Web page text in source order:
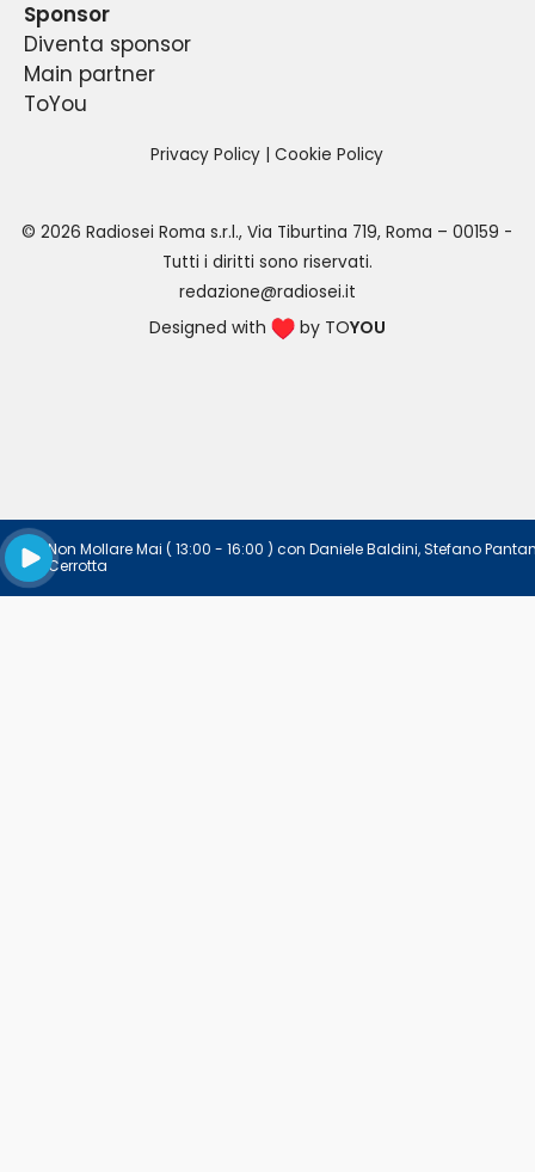
Sponsor
Diventa sponsor
Main partner
ToYou
Privacy Policy |Cookie Policy
©2026 Radiosei Roma s.r.l.,Via Tiburtina 719, Roma – 00159 -
Tutti i diritti sono riservati.
redazione@radiosei.it
Designed with by TOYOU
Riproduci la radio live
Non Mollare Mai ( 13:00 - 16:00 ) con Daniele Baldini,Stefano
Cerrotta